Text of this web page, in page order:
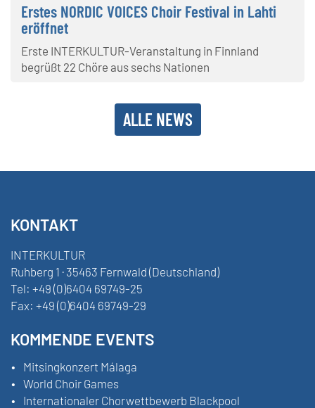
Erstes NORDIC VOICES Choir Festival in Lahti
eröffnet
Erste INTERKULTUR-Veranstaltung in Finnland
begrüßt 22 Chöre aus sechs Nationen
ALLE NEWS
KONTAKT
INTERKULTUR
Ruhberg 1 · 35463 Fernwald (Deutschland)
Tel: +49 (0)6404 69749-25
Fax: +49 (0)6404 69749-29
KOMMENDE EVENTS
Mitsingkonzert Málaga
World Choir Games
Internationaler Chorwettbewerb Blackpool